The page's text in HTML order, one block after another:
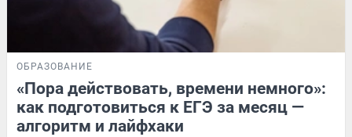
ОБРАЗОВАНИЕ
«Пора действовать, времени немного»:
как подготовиться к ЕГЭ за месяц —
алгоритм и лайфхаки